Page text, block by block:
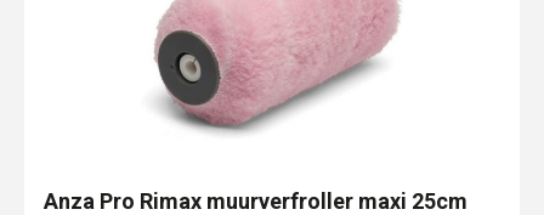
Anza Pro Rimax muurverfroller maxi 25cm